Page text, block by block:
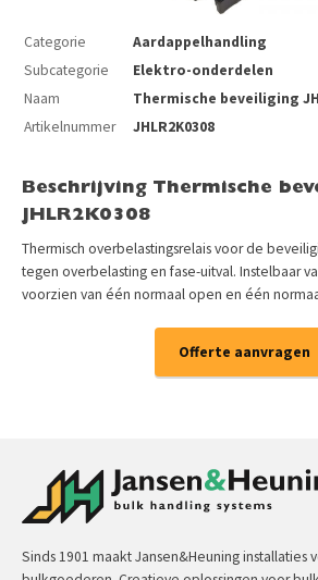
Categorie
Aardappelhandling
Subcategorie
Elektro-onderdelen
Naam
Thermische beveiliging
Artikelnummer
JHLR2K0308
Beschrijving Thermische
JHLR2K0308
Thermisch overbelastingsrelais voor de
tegen overbelasting en fase-uitval. Instelbaar
voorzien van één normaal open en één
Offerte aanvragen
Sinds 1901 maakt Jansen&Heuning installaties